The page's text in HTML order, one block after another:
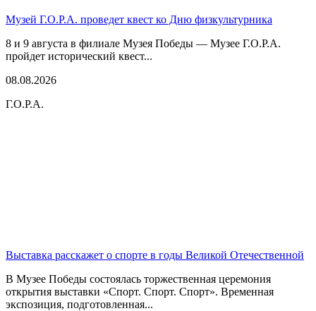
Музей Г.О.Р.А. проведет квест ко Дню физкультурника
8 и 9 августа в филиале Музея Победы — Музее Г.О.Р.А.
пройдет исторический квест...
08.08.2026
Г.О.Р.А.
Выставка расскажет о спорте в годы Великой Отечественной
В Музее Победы состоялась торжественная церемония
открытия выставки «Спорт. Спорт. Спорт». Временная
экспозиция, подготовленная...